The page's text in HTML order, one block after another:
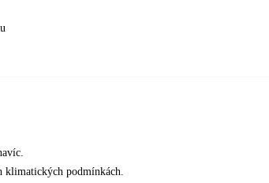
klimatických podmínkách.